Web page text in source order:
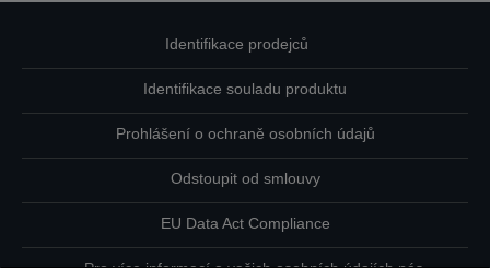
Identifikace prodejců
Identifikace souladu produktu
Prohlášení o ochraně osobních údajů
Odstoupit od smlouvy
EU Data Act Compliance